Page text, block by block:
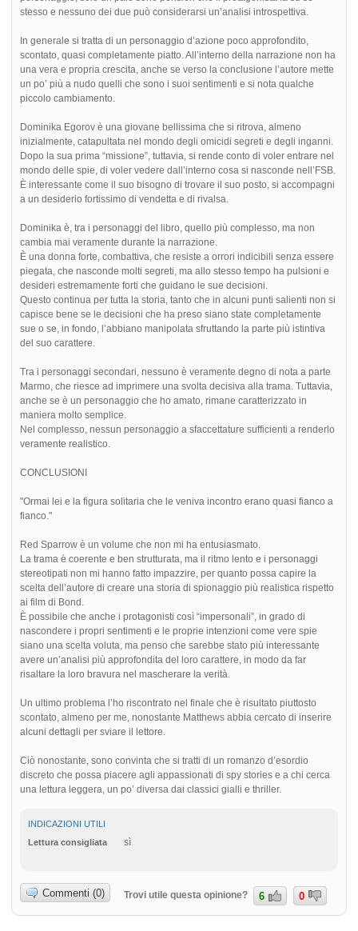
stesso e nessuno dei due può considerarsi un’analisi introspettiva.
In generale si tratta di un personaggio d’azione poco approfondito,
scontato, quasi completamente piatto. All’interno della narrazione non ha
una vera e propria crescita, anche se verso la conclusione l’autore mette
un po’ più a nudo quelli che sono i suoi sentimenti e si nota qualche
piccolo cambiamento.
Dominika Egorov è una giovane bellissima che si ritrova, almeno
inizialmente, catapultata nel mondo degli omicidi segreti e degli inganni.
Dopo la sua prima “missione”, tuttavia, si rende conto di voler entrare nel
mondo delle spie, di voler vedere dall’interno cosa si nasconde nell’FSB.
È interessante come il suo bisogno di trovare il suo posto, si accompagni
a un desiderio fortissimo di vendetta e di rivalsa.
Dominika è, tra i personaggi del libro, quello più complesso, ma non
cambia mai veramente durante la narrazione.
È una donna forte, combattiva, che resiste a orrori indicibili senza essere
piegata, che nasconde molti segreti, ma allo stesso tempo ha pulsioni e
desideri estremamente forti che guidano le sue decisioni.
Questo continua per tutta la storia, tanto che in alcuni punti salienti non si
capisce bene se le decisioni che ha preso siano state completamente
sue o se, in fondo, l’abbiano manipolata sfruttando la parte più istintiva
del suo carattere.
Tra i personaggi secondari, nessuno è veramente degno di nota a parte
Marmo, che riesce ad imprimere una svolta decisiva alla trama. Tuttavia,
anche se è un personaggio che ho amato, rimane caratterizzato in
maniera molto semplice.
Nel complesso, nessun personaggio a sfaccettature sufficienti a renderlo
veramente realistico.
CONCLUSIONI
"Ormai lei e la figura solitaria che le veniva incontro erano quasi fianco a
fianco."
Red Sparrow è un volume che non mi ha entusiasmato.
La trama è coerente e ben strutturata, ma il ritmo lento e i personaggi
stereotipati non mi hanno fatto impazzire, per quanto possa capire la
scelta dell’autore di creare una storia di spionaggio più realistica rispetto
ai film di Bond.
È possibile che anche i protagonisti così “impersonali”, in grado di
nascondere i propri sentimenti e le proprie intenzioni come vere spie
siano una scelta voluta, ma penso che sarebbe stato più interessante
avere un’analisi più approfondita del loro carattere, in modo da far
risaltare la loro bravura nel mascherare la verità.
Un ultimo problema l’ho riscontrato nel finale che è risultato piuttosto
scontato, almeno per me, nonostante Matthews abbia cercato di inserire
alcuni dettagli per sviare il lettore.
Ciò nonostante, sono convinta che si tratti di un romanzo d’esordio
discreto che possa piacere agli appassionati di spy stories e a chi cerca
una lettura leggera, un po’ diversa dai classici gialli e thriller.
INDICAZIONI UTILI
Lettura consigliata
sì
Commenti (0) Trovi utile questa opinione? 6 0